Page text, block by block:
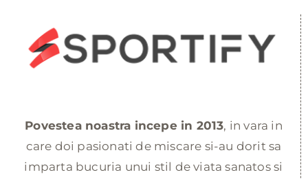
Povestea noastra incepe in 2013, in vara in
care doi pasionati de miscare si-au dorit sa
imparta bucuria unui stil de viata sanatos si